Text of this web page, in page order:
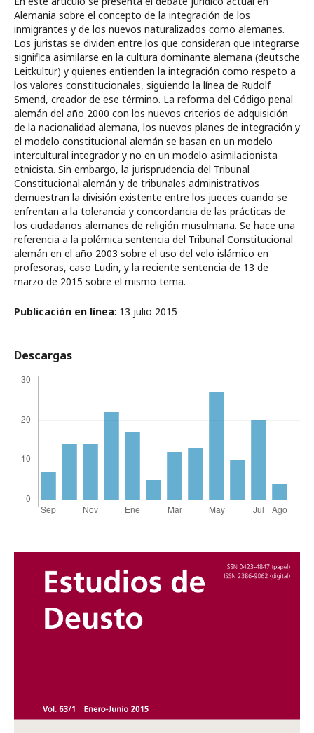
Alemania sobre el concepto de la integración de los
inmigrantes y de los nuevos naturalizados como alemanes.
Los juristas se dividen entre los que consideran que integrarse
significa asimilarse en la cultura dominante alemana (deutsche
Leitkultur) y quienes entienden la integración como respeto a
los valores constitucionales, siguiendo la línea de Rudolf
Smend, creador de ese término. La reforma del Código penal
alemán del año 2000 con los nuevos criterios de adquisición
de la nacionalidad alemana, los nuevos planes de integración y
el modelo constitucional alemán se basan en un modelo
intercultural integrador y no en un modelo asimilacionista
etnicista. Sin embargo, la jurisprudencia del Tribunal
Constitucional alemán y de tribunales administrativos
demuestran la división existente entre los jueces cuando se
enfrentan a la tolerancia y concordancia de las prácticas de
los ciudadanos alemanes de religión musulmana. Se hace una
referencia a la polémica sentencia del Tribunal Constitucional
alemán en el año 2003 sobre el uso del velo islámico en
profesoras, caso Ludin, y la reciente sentencia de 13 de
marzo de 2015 sobre el mismo tema.
Publicación en línea: 13 julio 2015
Descargas